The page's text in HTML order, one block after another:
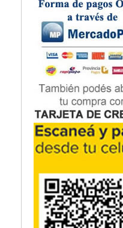
Neumología
Neuroanatomía / Neurociencia
Neurocirugía
Neurología
Nutrición
Odontología
Oftalmología
Oncología / Cuidados Paliativos
Ortopedía / Traumatología
Osteopatía
Otorrinolaringología
Podología
Psicología
Psiquiatría
Química